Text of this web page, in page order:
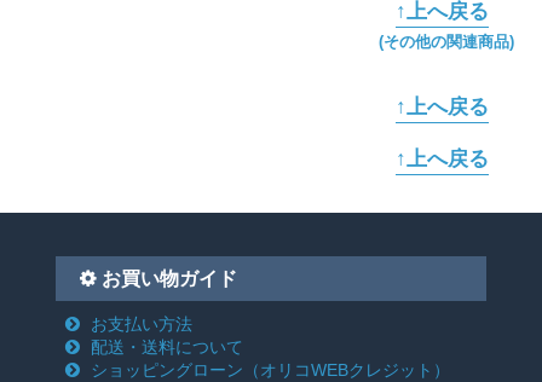
↑上へ戻る
(その他の関連商品)
↑上へ戻る
↑上へ戻る
お買い物ガイド
お支払い方法
配送・送料について
ショッピングローン （オリコWEBクレジット）